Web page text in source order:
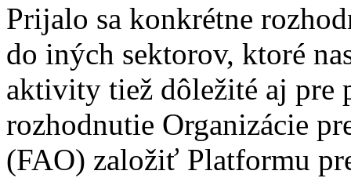
Prijalo sa konkrétne
do iných sektorov, ktoré
aktivity tiež dôležité aj pre
rozhodnutie Organizácie
(FAO) založiť Platformu